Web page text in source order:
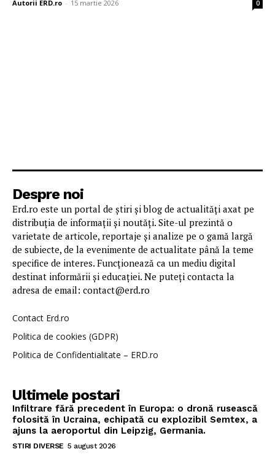
Autorii ERD.ro - 15 martie 2026 0
Despre noi
Erd.ro este un portal de știri și blog de actualități axat pe
distribuția de informații și noutăți. Site-ul prezintă o
varietate de articole, reportaje și analize pe o gamă largă
de subiecte, de la evenimente de actualitate până la teme
specifice de interes. Funcționează ca un mediu digital
destinat informării și educației. Ne puteți contacta la
adresa de email: contact@erd.ro
Contact Erd.ro
Politica de cookies (GDPR)
Politica de Confidentialitate – ERD.ro
Ultimele postari
Infiltrare fără precedent în Europa: o dronă rusească
folosită în Ucraina, echipată cu explozibil Semtex, a
ajuns la aeroportul din Leipzig, Germania.
STIRI DIVERSE 5 august 2026